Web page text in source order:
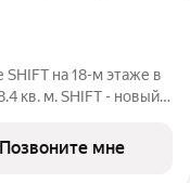
на 18-м этаже в
кв. м. SHIFT - новый
особенность
Позвоните мне